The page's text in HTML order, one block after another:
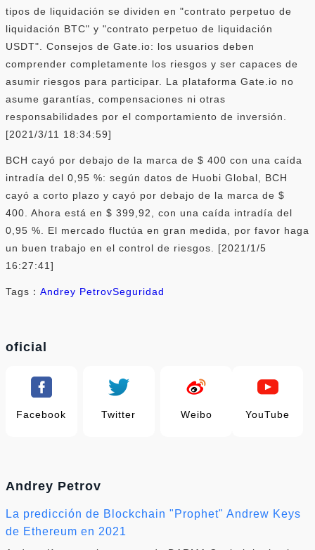
tipos de liquidación se dividen en "contrato perpetuo de
liquidación BTC" y "contrato perpetuo de liquidación
USDT". Consejos de Gate.io: los usuarios deben
comprender completamente los riesgos y ser capaces de
asumir riesgos para participar. La plataforma Gate.io no
asume garantías, compensaciones ni otras
responsabilidades por el comportamiento de inversión.
[2021/3/11 18:34:59]
BCH cayó por debajo de la marca de $ 400 con una caída
intradía del 0,95 %: según datos de Huobi Global, BCH
cayó a corto plazo y cayó por debajo de la marca de $
400. Ahora está en $ 399,92, con una caída intradía del
0,95 %. El mercado fluctúa en gran medida, por favor haga
un buen trabajo en el control de riesgos. [2021/1/5
16:27:41]
Tags： Andrey PetrovSeguridad
oficial
Facebook Twitter Weibo YouTube
Andrey Petrov
La predicción de Blockchain "Prophet" Andrew Keys
de Ethereum en 2021